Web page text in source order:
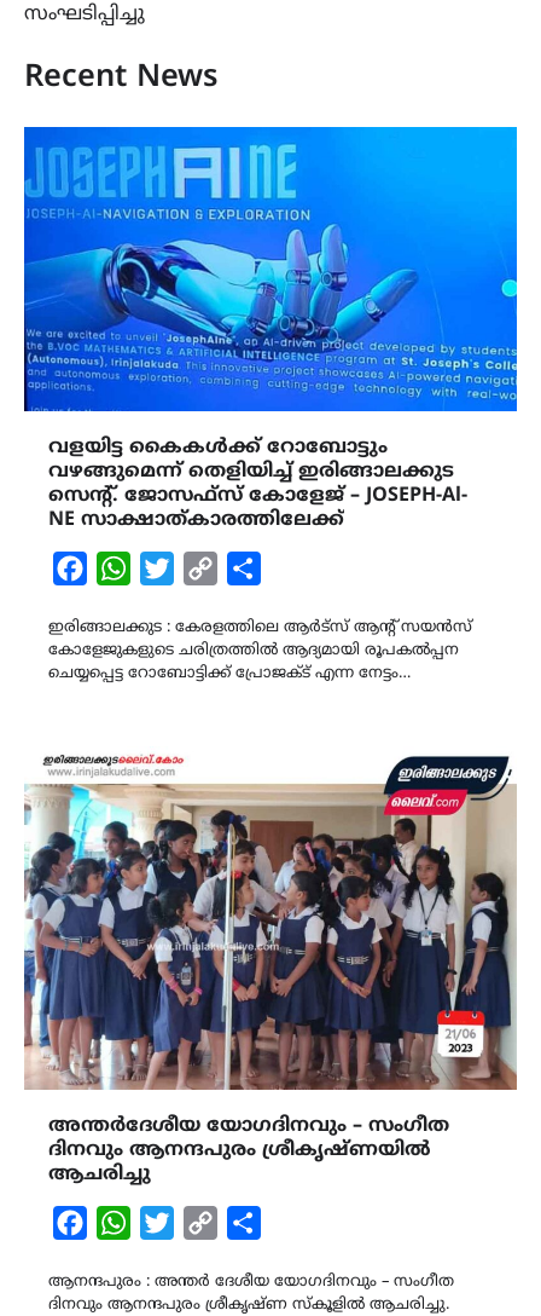
സംഘടിപ്പിച്ചു
Recent News
വളയിട്ട കൈകൾക്ക് റോബോട്ടും
വഴങ്ങുമെന്ന് തെളിയിച്ച് ഇരിങ്ങാലക്കുട
സെൻ്റ്. ജോസഫ്സ് കോളേജ് – JOSEPH-Al-
NE സാക്ഷാത്കാരത്തിലേക്ക്
FacebookWhatsAppTwitterCopy
ഇരിങ്ങാലക്കുട : കേരളത്തിലെ ആർട്സ് ആൻ്റ് സയൻസ്
കോളേജുകളുടെ ചരിത്രത്തിൽ ആദ്യമായി രൂപകൽപ്പന
ചെയ്യപ്പെട്ട റോബോട്ടിക്ക് പ്രോജക്ട് എന്ന നേട്ടം…
അന്തർദേശീയ യോഗദിനവും – സംഗീത
ദിനവും ആനന്ദപുരം ശ്രീകൃഷ്ണയിൽ
ആചരിച്ചു
FacebookWhatsAppTwitterCopy
ആനന്ദപുരം : അന്തർ ദേശീയ യോഗദിനവും – സംഗീത
ദിനവും ആനന്ദപുരം ശ്രീകൃഷ്ണ സ്കൂളിൽ ആചരിച്ചു.